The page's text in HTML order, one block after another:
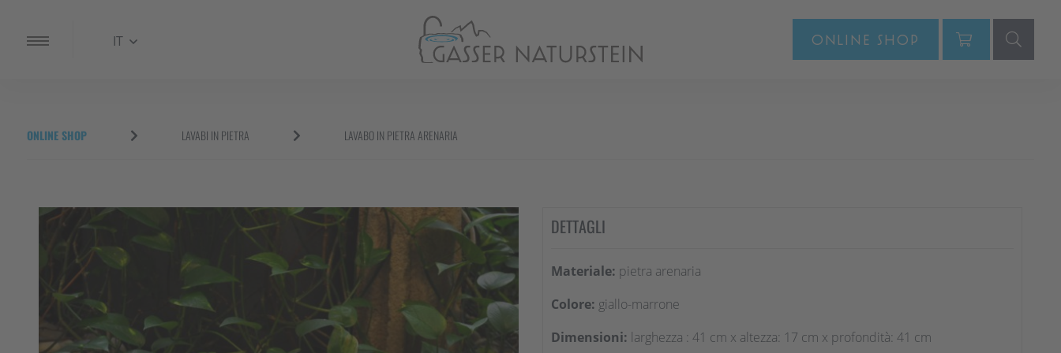
IT ONLINE SHOP
ONLINE SHOP LAVABI IN PIETRA LAVABO IN PIETRA ARENARIA
DETTAGLI
Materiale: pietra arenaria
Colore: giallo-marrone
Dimensioni: larghezza : 41 cm x altezza: 17 cm x profondità: 41 cm